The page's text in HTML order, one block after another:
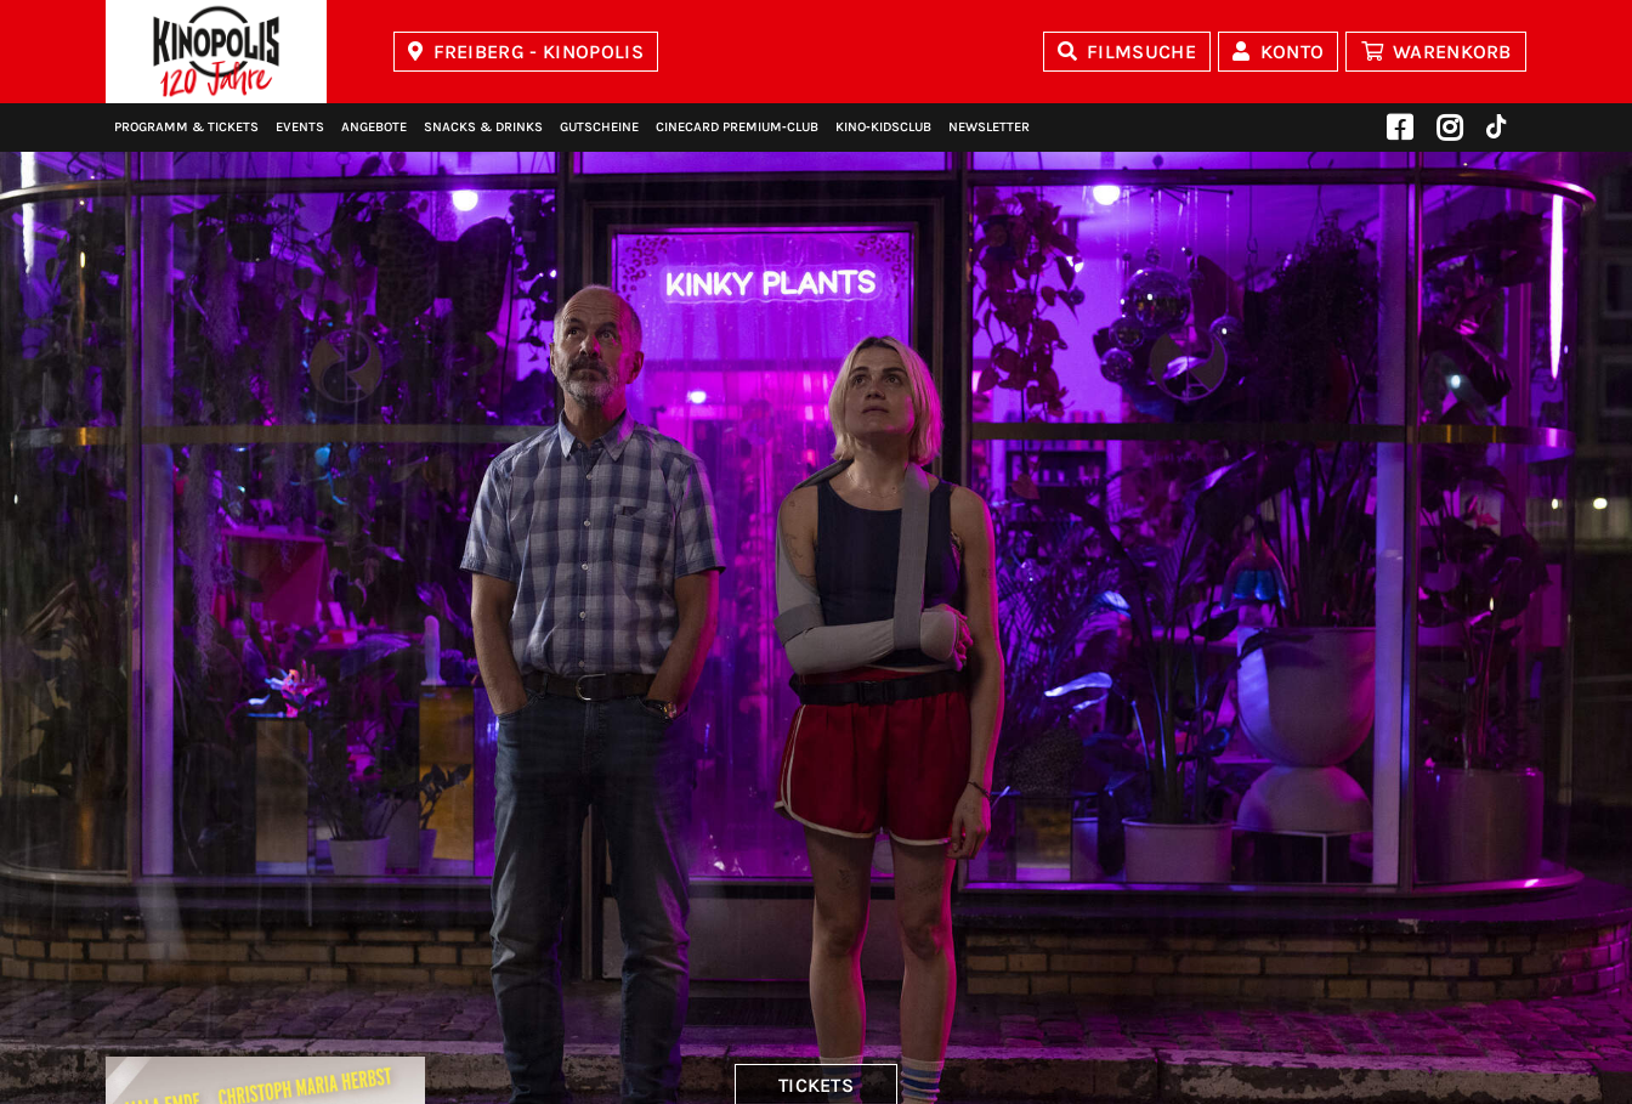
FREIBERG - KINOPOLIS FILMSUCHE KONTO WARENKORB
PROGRAMM & TICKETS EVENTS ANGEBOTE SNACKS & DRINKS GUTSCHEINE CINECARD PREMIUM‑CLUB KINO‑KIDSCLUB NEWSLETTER
TICKETS